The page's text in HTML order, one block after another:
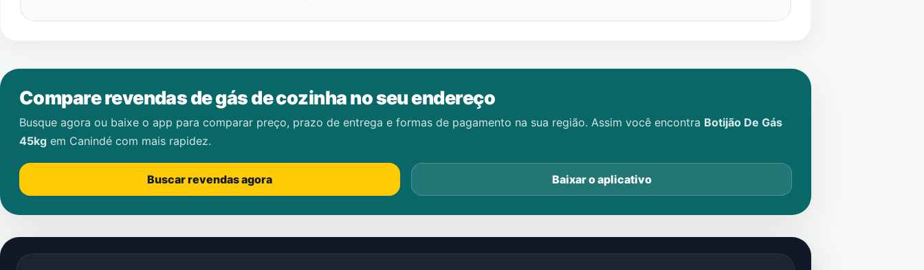
Compare revendas de gás de cozinha no seu endereço
Busque agora ou baixe o app para comparar preço, prazo de entrega e formas de pagamento na sua região. Assim você encontra Botijão De Gás
45kg em Canindé com mais rapidez.
Buscar revendas agora Baixar o aplicativo